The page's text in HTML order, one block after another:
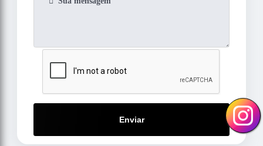
Enviar